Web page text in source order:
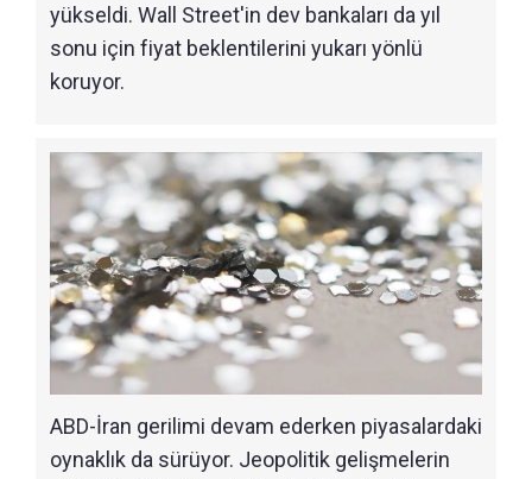
yükseldi. Wall Street'in dev bankaları da yıl
sonu için fiyat beklentilerini yukarı yönlü
koruyor.
ABD-İran gerilimi devam ederken piyasalardaki
oynaklık da sürüyor. Jeopolitik gelişmelerin